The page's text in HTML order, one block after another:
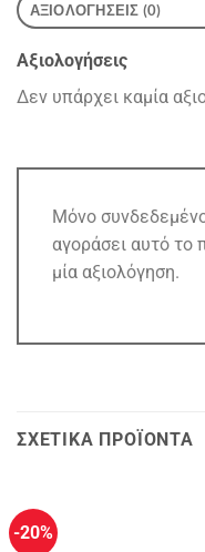
ΑΞΙΟΛΟΓΉΣΕΙΣ (0)
Αξιολογήσεις
Δεν υπάρχει καμία
Μόνο
αγοράσει αυτό το
μία αξιολόγηση.
ΣΧΕΤΙΚΆ ΠΡΟΪΌΝΤΑ
-20%